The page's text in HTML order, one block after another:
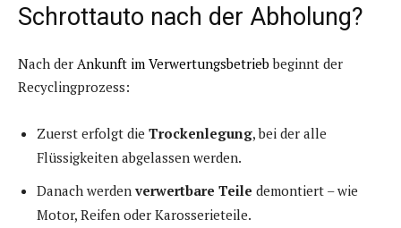
Schrottauto nach der Abholung?
Nach der Ankunft im Verwertungsbetriebbeginnt der
Recyclingprozess:
Zuerst erfolgt die Trockenlegung, bei der alle
Flüssigkeiten abgelassen werden.
Danach werden verwertbare Teile demontiert – wie
Motor, Reifen oder Karosserieteile.